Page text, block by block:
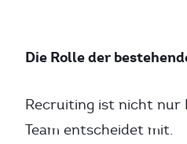
Die Rolle der
Recruiting ist nicht nur
Team entscheidet mit.